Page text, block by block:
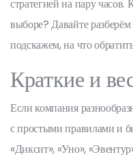
стратегией на пару часов.
выборе? Давайте
подскажем, на что
Краткие и
Если компания
с простыми правилами и
«Диксит», «Уно»,